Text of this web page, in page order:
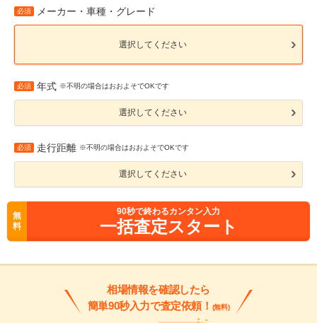
必須 メーカー・車種・グレード
選択してください
必須 年式 ※不明の場合はおおよそでOKです
選択してください
必須 走行距離 ※不明の場合はおおよそでOKです
選択してください
無
料
90秒で終わるカンタン入力
一括査定スタート
相場情報を確認したら
簡単90秒入力で査定依頼！ (無料)